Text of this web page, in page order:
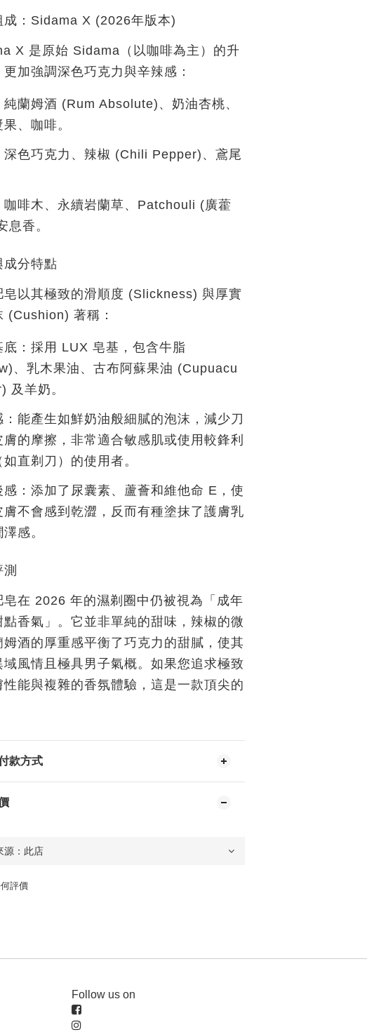
成：Sidama X (2026年版本)
X 是原始 Sidama（以咖啡為主）的升
更加強調深色巧克力與辛辣感：
純蘭姆酒 (Rum Absolute)、奶油杏桃、
、咖啡。
深色巧克力、辣椒 (Chili Pepper)、鳶尾
咖啡木、永續岩蘭草、Patchouli (廣藿
息香。
成分特點
皂以其極致的滑順度 (Slickness) 與厚實
(Cushion) 著稱：
底 ：採用 LUX 皂基，包含牛脂
、 乳木果油 、 古布阿蘇果油 (Cupuacu
及 羊奶。
：能產生如鮮奶油般細膩的泡沫，減少刀
膚的摩擦，非常適合敏感肌或使用較鋒利
如直剃刀）的使用者。
感 ：添加了尿囊素、蘆薈和維他命 E，使
膚不會感到乾澀，反而有種塗抹了護膚乳
感。
皂在 2026 年的濕剃圈中仍被視為「成年
點香氣」。它並非單純的甜味，辣椒的微
姆酒的厚重感平衡了巧克力的甜膩，使其
域風情且極具男子氣概。如果您追求極致
性能與複雜的香氛體驗，這是一款頂尖的
款方式
評價
Follow us on